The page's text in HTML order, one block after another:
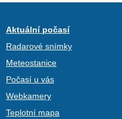
Aktuální počasí
Radarové snímky
Meteostanice
Počasí u vás
Webkamery
Teplotní mapa